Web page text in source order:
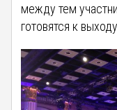
между тем
готовятся к